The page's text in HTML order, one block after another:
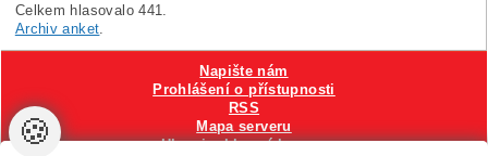
Celkem hlasovalo 441.
Archiv anket
Napište nám
Prohlášení o přístupnosti
RSS
Mapa serveru
Hlavni reklamní banner
🍪